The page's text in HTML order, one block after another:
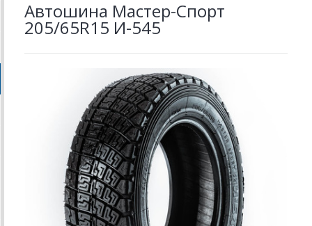
Автошина Мастер-Спорт
205/65R15 И-545